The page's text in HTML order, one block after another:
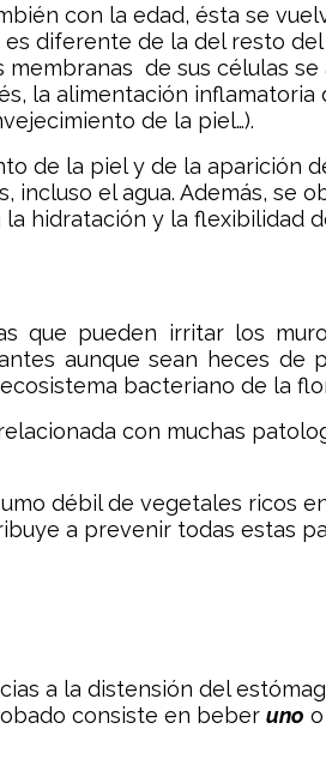
con la edad, ésta se
diferente de la del resto
de sus células
la alimentación
de la piel…).
de la piel y de la aparición
incluso el agua. Además,
hidratación y la flexibilidad
que pueden irritar los
aunque sean heces de
bacteriano de la
con muchas
débil de vegetales ricos
a prevenir todas estas
a la distensión del
consiste en beber uno o